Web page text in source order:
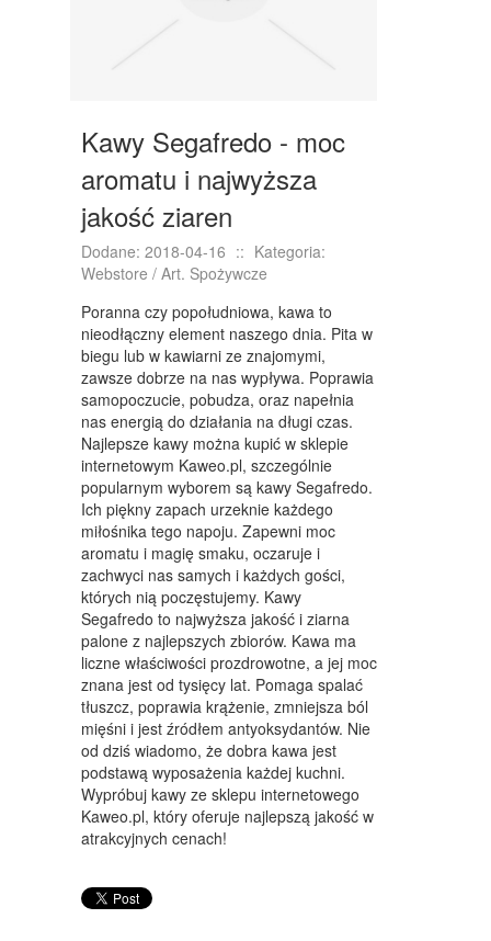
BIŻUTERIA
DLA DZIECI
MEBLE
WYPOSAŻENIE ŁAZIENKI
ODZIEŻ
SPORT
ELEKTRONIKA, RTV, AGD
ART. DLA ZWIERZĄT
OGRÓD, ROŚLINY
CHEMIA
ART. SPOŻYWCZE
MATERIAŁY EKSPLOATACYJNE
INNE SKLEPY
URZĄDZENIA
MASZYNY
NARZĘDZIA
Kawy Segafredo - moc
aromatu i najwyższa
jakość ziaren
Dodane: 2018-04-16 :: Kategoria:
Webstore / Art. Spożywcze
Poranna czy popołudniowa, kawa to
nieodłączny element naszego dnia. Pita w
biegu lub w kawiarni ze znajomymi,
zawsze dobrze na nas wypływa. Poprawia
samopoczucie, pobudza, oraz napełnia
nas energią do działania na długi czas.
Najlepsze kawy można kupić w sklepie
internetowym Kaweo.pl, szczególnie
popularnym wyborem są kawy Segafredo.
Ich piękny zapach urzeknie każdego
miłośnika tego napoju. Zapewni moc
aromatu i magię smaku, oczaruje i
zachwyci nas samych i każdych gości,
których nią poczęstujemy. Kawy
Segafredo to najwyższa jakość i ziarna
palone z najlepszych zbiorów. Kawa ma
liczne właściwości prozdrowotne, a jej moc
znana jest od tysięcy lat. Pomaga spalać
tłuszcz, poprawia krążenie, zmniejsza ból
mięśni i jest źródłem antyoksydantów. Nie
od dziś wiadomo, że dobra kawa jest
podstawą wyposażenia każdej kuchni.
Wypróbuj kawy ze sklepu internetowego
Kaweo.pl, który oferuje najlepszą jakość w
atrakcyjnych cenach!